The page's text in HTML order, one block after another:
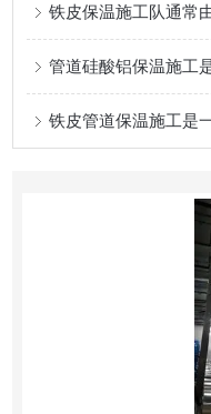
铁皮保温施工队通常
管道硅酸铝保温施工
铁皮管道保温施工是